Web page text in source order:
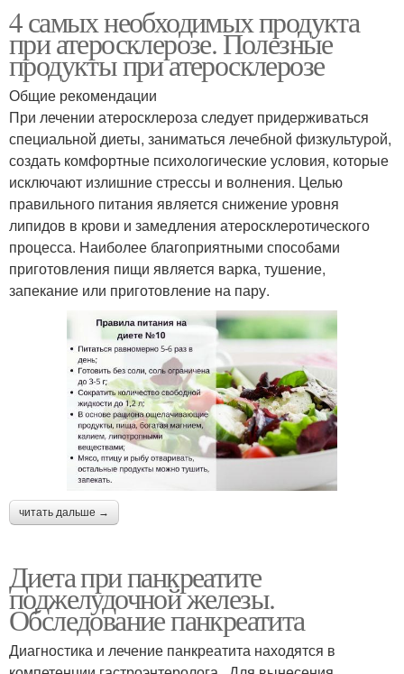
4 самых необходимых продукта
при атеросклерозе. Полезные
продукты при атеросклерозе
Общие рекомендации
При лечении атеросклероза следует придерживаться
специальной диеты, заниматься лечебной физкультурой,
создать комфортные психологические условия, которые
исключают излишние стрессы и волнения. Целью
правильного питания является снижение уровня
липидов в крови и замедления атеросклеротического
процесса. Наиболее благоприятными способами
приготовления пищи является варка, тушение,
запекание или приготовление на пару.
читать дальше →
Диета при панкреатите
поджелудочной железы.
Обследование панкреатита
Диагностика и лечение панкреатита находятся в